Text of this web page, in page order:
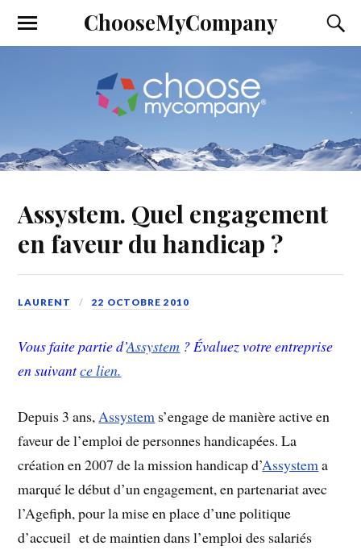
ChooseMyCompany
Assystem. Quel engagement
en faveur du handicap ?
LAURENT 22 OCTOBRE 2010
Vous faite partie d’Assystem ? Évaluez votre entreprise
en suivantce lien.
Depuis 3 ans,Assystem s’engage de manière active en
faveur de l’emploi de personnes handicapées. La
création en 2007 de la mission handicap d’Assystema
marqué le début d’un engagement, en partenariat avec
l’Agefiph, pour la mise en place d’une politique
d’accueil et de maintien dans l’emploi des salariés